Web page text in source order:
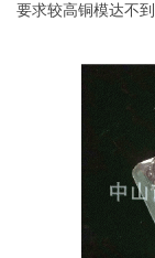
要求较高铜模达不